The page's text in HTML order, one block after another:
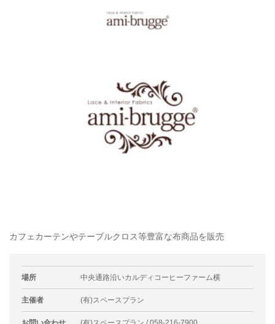
カフェカーテンやテーブルクロス等豊富な布商品を販売
場所 中央通路沿いカルディコーヒーファーム横
主催者 (有)スペースプラン